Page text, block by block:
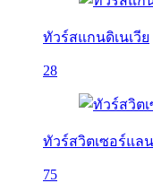
ทัวร์สแกนดิเนเวีย
28
ทัวร์สวิตเซอร์แล
75